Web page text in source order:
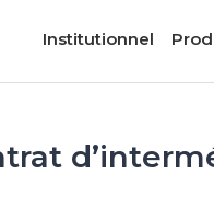
Institutionnel